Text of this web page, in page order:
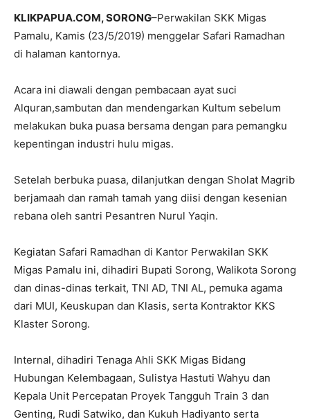
KLIKPAPUA.COM, SORONG–Perwakilan SKK Migas
Pamalu, Kamis (23/5/2019) menggelar Safari Ramadhan
di halaman kantornya.
Acara ini diawali dengan pembacaan ayat suci
Alquran,sambutan dan mendengarkan Kultum sebelum
melakukan buka puasa bersama dengan para pemangku
kepentingan industri hulu migas.
Setelah berbuka puasa, dilanjutkan dengan Sholat Magrib
berjamaah dan ramah tamah yang diisi dengan kesenian
rebana oleh santri Pesantren Nurul Yaqin.
Kegiatan Safari Ramadhan di Kantor Perwakilan SKK
Migas Pamalu ini, dihadiri Bupati Sorong, Walikota Sorong
dan dinas-dinas terkait, TNI AD, TNI AL, pemuka agama
dari MUI, Keuskupan dan Klasis, serta Kontraktor KKS
Klaster Sorong.
Internal, dihadiri Tenaga Ahli SKK Migas Bidang
Hubungan Kelembagaan, Sulistya Hastuti Wahyu dan
Kepala Unit Percepatan Proyek Tangguh Train 3 dan
Genting, Rudi Satwiko, dan Kukuh Hadiyanto serta